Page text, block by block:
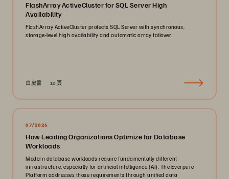
FlashArray ActiveCluster for SQL Server High
Availability
FlashArray ActiveCluster protects SQL Server with synchronous,
storage-level high availability and automatic array failover.
白皮書 10 頁
07/2026
How Leading Organizations Optimize for Database
Workloads
Modern database workloads require fundamentally different
infrastructure, especially for artificial intelligence (AI). The Everpure
Platform addresses those requirements through unified data